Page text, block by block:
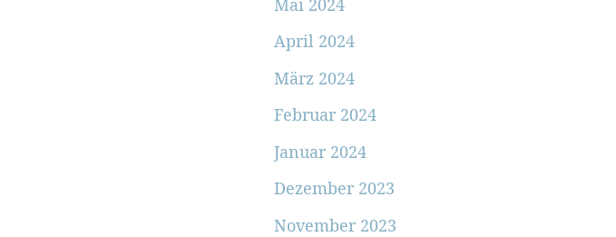
April 2024
März 2024
Februar 2024
Januar 2024
Dezember 2023
November 2023